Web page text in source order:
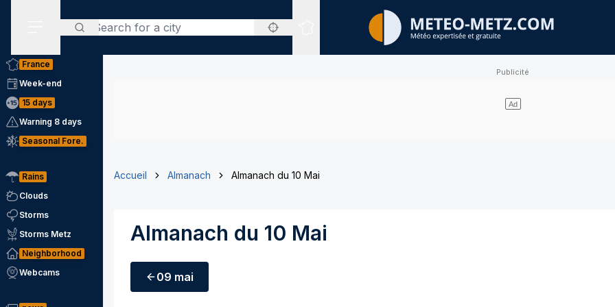
Search
France
Week-end
15 days
Warning 8 days
Seasonal Fore.
Rains
Clouds
Storms
Storms Metz
Neighborhood
Webcams
Accueil Almanach Almanach du 10 Mai
Almanach du 10 Mai
09 mai